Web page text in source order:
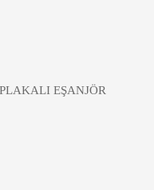
EŞANJÖR